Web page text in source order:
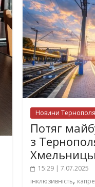
Новини Тернополя
Потяг
з
15:29 | 7.07.2025
інклюзивність,